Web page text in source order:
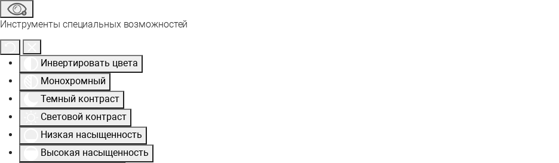
Инструменты специальных возможностей
Инвертировать цвета
Монохромный
Темный контраст
Световой контраст
Низкая насыщенность
Высокая насыщенность